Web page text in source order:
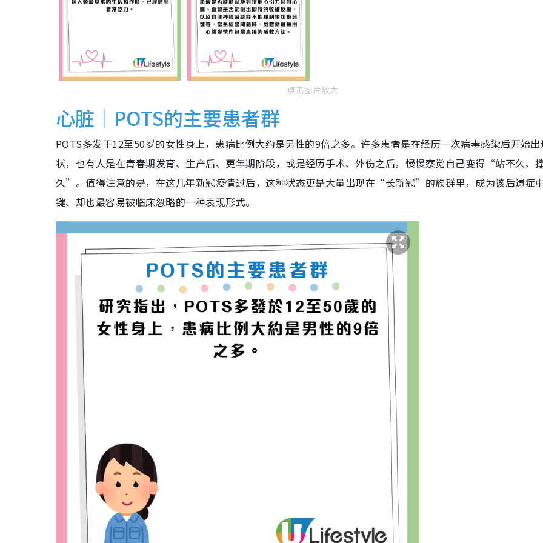
点击图片放大
心脏｜POTS的主要患者群
POTS多发于12至50岁的女性身上，患病比例大约是男性的9倍之多。许多患者是在经历一次病毒感染后开始出
状，也有人是在青春期发育、生产后、更年期阶段，或是经历手术、外伤之后，慢慢察觉自己变得“站不久、
久”。值得注意的是，在这几年新冠疫情过后，这种状态更是大量出现在“长新冠”的族群里，成为该后遗症
键、却也最容易被临床忽略的一种表现形式。